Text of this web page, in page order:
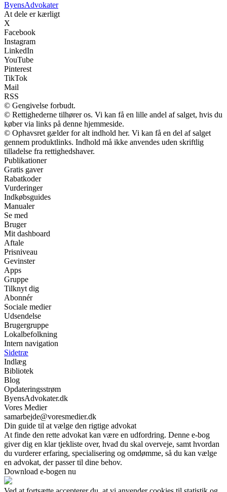
ByensAdvokater
At dele er kærligt
X
Facebook
Instagram
LinkedIn
YouTube
Pinterest
TikTok
Mail
RSS
© Gengivelse forbudt.
© Rettighederne tilhører os. Vi kan få en lille andel af salget, hvis du
køber via links på denne hjemmeside.
© Ophavsret gælder for alt indhold her. Vi kan få en del af salget
gennem produktlinks. Indhold må ikke anvendes uden skriftlig
tilladelse fra rettighedshaver.
Publikationer
Gratis gaver
Rabatkoder
Vurderinger
Indkøbsguides
Manualer
Se med
Bruger
Mit dashboard
Aftale
Prisniveau
Gevinster
Apps
Gruppe
Tilknyt dig
Abonnér
Sociale medier
Udsendelse
Brugergruppe
Lokalbefolkning
Intern navigation
Sidetræ
Indlæg
Bibliotek
Blog
Opdateringsstrøm
ByensAdvokater.dk
Vores Medier
samarbejde@voresmedier.dk
Din guide til at vælge den rigtige advokat
At finde den rette advokat kan være en udfordring. Denne e-bog
giver dig en klar tjekliste over, hvad du skal overveje, samt hvordan
du vurderer erfaring, specialisering og omdømme, så du kan vælge
en advokat, der passer til dine behov.
Download e-bogen nu